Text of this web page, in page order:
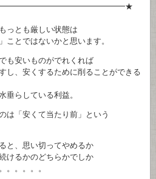
っとも厳しい状態は
とではないかと思います。
も安いものがでれくれば
し、安くするために削ることができる
らしている利益。
は「安くて当たり前」という
と、思い切ってやめるか
けるかのどちらかでしか
。。。。。